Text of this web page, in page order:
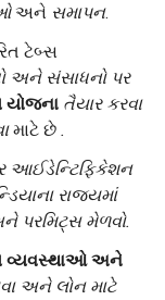
અને સમાપન.
ટેબ્સ
અને સંસાધનો પર
યોજના તૈયાર કરવા
માટે છે .
આઈડેન્ટિફિકેશન
રાજ્યમાં
પરમિટ્સ મેળવો.
વ્યવસ્થાઓ અને
અને લોન માટે